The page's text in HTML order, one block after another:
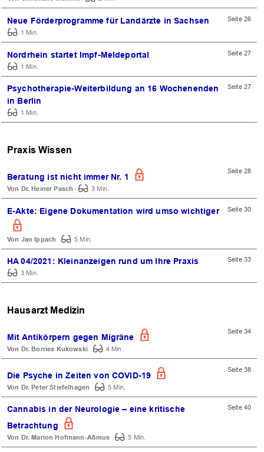
OK
Neue Förderprogramme für Landärzte in Sachsen
Seite 26
1 Min.
Nordrhein startet Impf-Meldeportal
Seite 27
1 Min.
Psychotherapie-Weiterbildung an 16 Wochenenden
in Berlin
Seite 27
1 Min.
Praxis Wissen
Beratung ist nicht immer Nr. 1
Seite 28
Dr. Heiner Pasch 3 Min.
E-Akte: Eigene Dokumentation wird umso wichtiger Seite 30
Jan Ippach 5 Min.
HA 04/2021: Kleinanzeigen rund um Ihre Praxis
Seite 33
3 Min.
Hausarzt Medizin
Mit Antikörpern gegen Migräne
Seite 34
Dr. Borries Kukowski 4 Min.
Die Psyche in Zeiten von COVID-19
Seite 38
Dr. Peter Stiefelhagen 5 Min.
Cannabis in der Neurologie – eine kritische
Betrachtung
Seite 40
Dr. Marion Hofmann-Aßmus 5 Min.